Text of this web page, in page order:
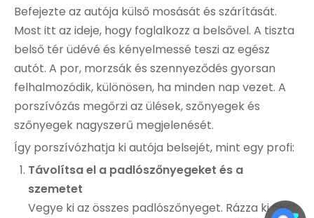
Befejezte az autója külső mosását és szárítását.
Most itt az ideje, hogy foglalkozz a belsővel. A tiszta
belső tér üdévé és kényelmessé teszi az egész
autót. A por, morzsák és szennyeződés gyorsan
felhalmozódik, különösen, ha minden nap vezet. A
porszívózás megőrzi az ülések, szőnyegek és
szőnyegek nagyszerű megjelenését.
Így porszívózhatja ki autója belsejét, mint egy profi:
Távolítsa el a padlószőnyegeket és a
szemetet
Vegye ki az összes padlószőnyeget. Rázza ki őket,